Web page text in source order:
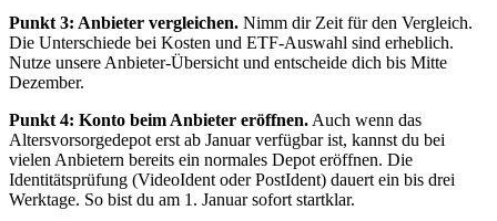
Punkt 3: Anbieter vergleichen. Nimm dir Zeit für den Vergleich.
Die Unterschiede bei Kosten und ETF-Auswahl sind erheblich.
Nutze unsere Anbieter-Übersicht und entscheide dich bis Mitte
Dezember.
Punkt 4: Konto beim Anbieter eröffnen. Auch wenn das
Altersvorsorgedepot erst ab Januar verfügbar ist, kannst du bei
vielen Anbietern bereits ein normales Depot eröffnen. Die
Identitätsprüfung (VideoIdent oder PostIdent) dauert ein bis drei
Werktage. So bist du am 1. Januar sofort startklar.